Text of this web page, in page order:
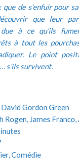
que de s’enfuir pour
que leur
due à ce qu’ils
à tout les
Le point
s’ils survivent.
Gordon Green
Rogen, James
Comédie